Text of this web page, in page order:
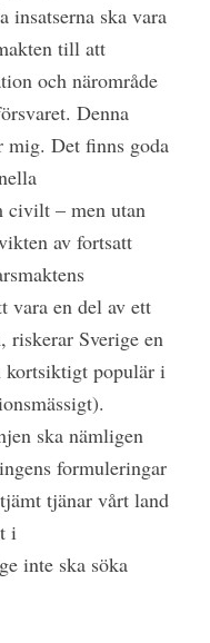
insatserna ska vara
till att
och närområde
Denna
Det finns goda
civilt – men utan
av fortsatt
vara en del av ett
riskerar Sverige en
populär i
ska nämligen
formuleringar
tjänar vårt land
i
inte ska söka